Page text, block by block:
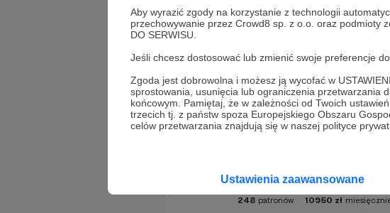
Aby wyrazić zgody na korzystanie z technologii
przechowywanie przez Crowd8 sp. z o.o. oraz podmioty
DO SERWISU.
Jeśli chcesz dostosować lub zmienić swoje preferencje
Zgoda jest dobrowolna i możesz ją wycofać w
sprostowania, usunięcia lub ograniczenia przetwarzania
końcowym. Pamiętaj, że w zależności od Twoich
trzecich tj. z państw spoza Europejskiego Obszaru
celów przetwarzania znajdują się w naszej polityce
Ustawienia zaawansowane
Promowani autorzy
Usłyszeć Na Czas
248 patronów 10950 zł